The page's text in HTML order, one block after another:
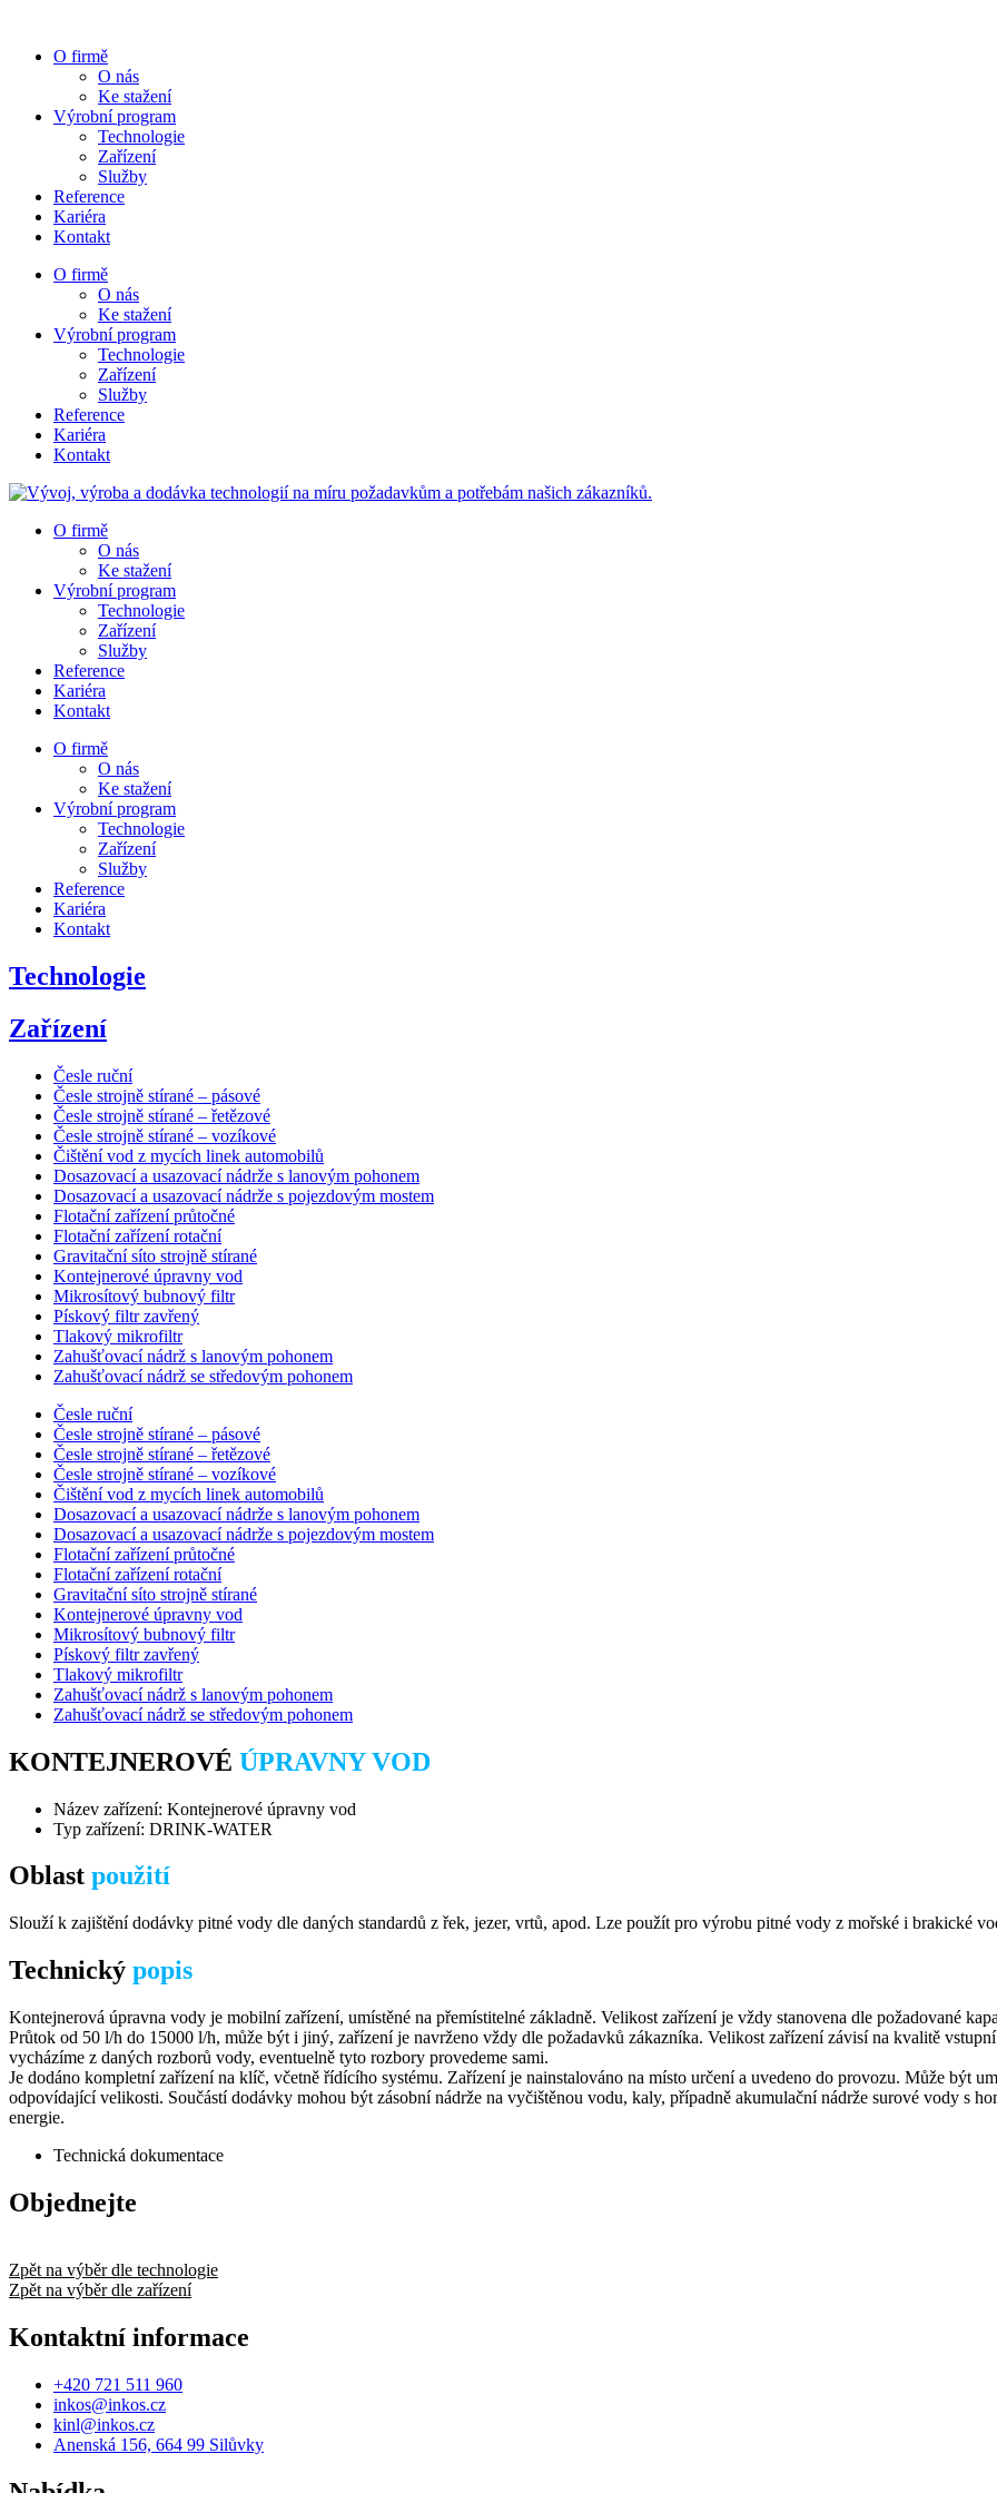
contentO firmě
O nás
Ke stažení
Výrobní program
Technologie
Zařízení
Služby
Reference
Kariéra
Kontakt
O firmě
O nás
Ke stažení
Výrobní program
Technologie
Zařízení
Služby
Reference
Kariéra
Kontakt
O firmě
O nás
Ke stažení
Výrobní program
Technologie
Zařízení
Služby
Reference
Kariéra
Kontakt
O firmě
O nás
Ke stažení
Výrobní program
Technologie
Zařízení
Služby
Reference
Kariéra
Kontakt
Technologie
Zařízení
Česle ruční
Česle strojně stírané – pásové
Česle strojně stírané – řetězové
Česle strojně stírané – vozíkové
Čištění vod z mycích linek automobilů
Dosazovací a usazovací nádrže s lanovým pohonem
Dosazovací a usazovací nádrže s pojezdovým mostem
Flotační zařízení průtočné
Flotační zařízení rotační
Gravitační síto strojně stírané
Kontejnerové úpravny vod
Mikrosítový bubnový filtr
Pískový filtr zavřený
Tlakový mikrofiltr
Zahušťovací nádrž s lanovým pohonem
Zahušťovací nádrž se středovým pohonem
Česle ruční
Česle strojně stírané – pásové
Česle strojně stírané – řetězové
Česle strojně stírané – vozíkové
Čištění vod z mycích linek automobilů
Dosazovací a usazovací nádrže s lanovým pohonem
Dosazovací a usazovací nádrže s pojezdovým mostem
Flotační zařízení průtočné
Flotační zařízení rotační
Gravitační síto strojně stírané
Kontejnerové úpravny vod
Mikrosítový bubnový filtr
Pískový filtr zavřený
Tlakový mikrofiltr
Zahušťovací nádrž s lanovým pohonem
Zahušťovací nádrž se středovým pohonem
KONTEJNEROVÉ ÚPRAVNY VOD
Název zařízení: Kontejnerové úpravny vod
Typ zařízení: DRINK-WATER
Oblast použití
Slouží k zajištění dodávky pitné vody dle daných standardů z řek, jezer, vrtů, apod. Lze použít pro výrobu pitné vody z mořské i brakické
Technický popis
Kontejnerová úpravna vody je mobilní zařízení, umístěné na přemístitelné základně. Velikost zařízení je vždy stanovena dle požadované
Průtok od 50 l/h do 15000 l/h, může být i jiný, zařízení je navrženo vždy dle požadavků zákazníka. Velikost zařízení závisí na kvalitě
vycházíme z daných rozborů vody, eventuelně tyto rozbory provedeme sami.
Je dodáno kompletní zařízení na klíč, včetně řídícího systému. Zařízení je nainstalováno na místo určení a uvedeno do provozu. Může být
odpovídající velikosti. Součástí dodávky mohou být zásobní nádrže na vyčištěnou vodu, kaly, případně akumulační nádrže surové vody s
energie.
Technická dokumentace
Objednejte
Zpět na výběr dle technologie
Zpět na výběr dle zařízení
Kontaktní informace
+420 721 511 960
inkos@inkos.cz
kinl@inkos.cz
Anenská 156, 664 99 Silůvky